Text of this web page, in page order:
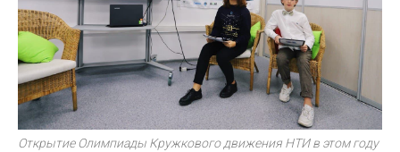
Открытие Олимпиады Кружкового движения НТИ в этом году